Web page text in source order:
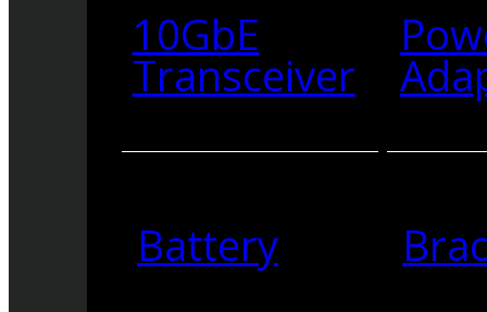
10GbE
Transceiver
Battery